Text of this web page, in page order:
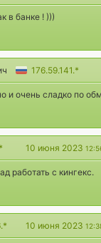
в банке ! )))
176.59.141.*
и очень сладко по
10 июня 2023
работать с кингекс.
10 июня 2023